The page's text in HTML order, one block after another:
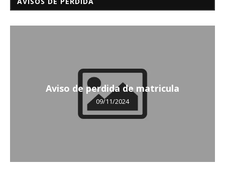
Aviso de perdida de matricula
09/11/2024